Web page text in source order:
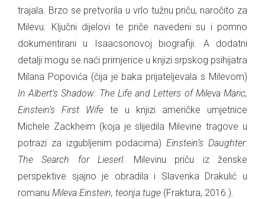
trajala. Brzo se pretvorila u vrlo tužnu priču, naročito za
Milevu. Ključni dijelovi te priče navedeni su i pomno
dokumentirani u Isaacsonovoj biografiji. A dodatni
detalji mogu se naći primjerice u knjizi srpskog psihijatra
Milana Popovića (čija je baka prijateljevala s Milevom)
In Albert’s Shadow: The Life and Letters of Mileva Maric,
Einstein’s First Wife te u knjizi američke umjetnice
Michele Zackheim (koja je slijedila Milevine tragove u
potrazi za izgubljenim podacima)Einstein’s Daughter:
The Search for Lieserl. Milevinu priču iz ženske
perspektive sjajno je obradila i Slavenka Drakulić u
romanu Mileva Einstein, teorija tuge (Fraktura, 2016.).